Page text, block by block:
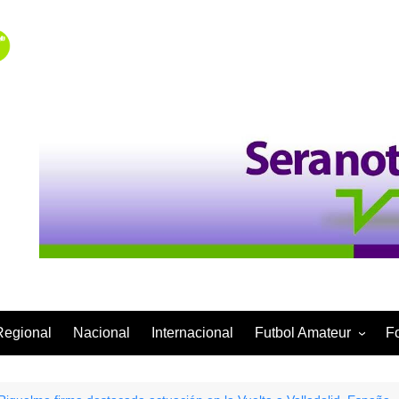
Nacional Internacional Futbol Amateur